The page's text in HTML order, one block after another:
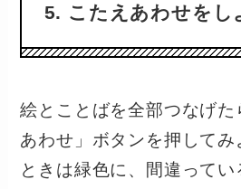
5. こたえあわせをし
絵とことばを全部つなげた
あわせ」ボタンを押してみ
ときは緑色に、間違って